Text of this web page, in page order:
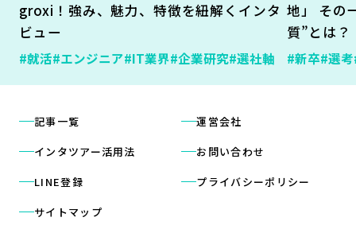
groxi！強み、魅力、特徴を紐解くインタ
ビュー
#就活#エンジニア#IT業界#企業研究#選社軸
地」 その
質”とは？
#新卒#選考
記事一覧
インタツアー活用法
LINE登録
サイトマップ
運営会社
お問い合わせ
プライバシーポリシー